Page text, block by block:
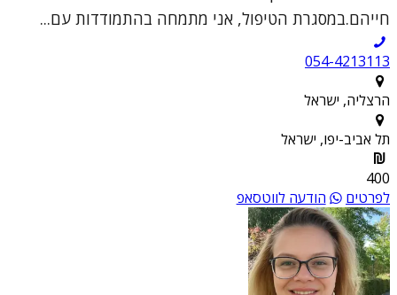
חייהם.במסגרת הטיפול, אני מתמחה בהתמודדות עם...
054-4213113
הרצליה, ישראל
תל אביב-יפו, ישראל
400
לפרטים
הודעה לווטסאפ